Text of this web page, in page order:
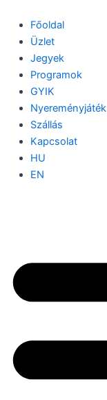
content
Főoldal
Üzlet
Jegyek
Programok
GYIK
Nyereményjáték
Szállás
Kapcsolat
HU
EN